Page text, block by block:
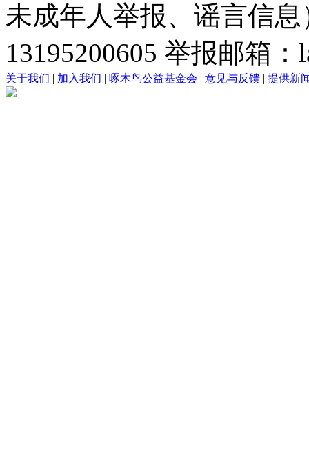
未成年人举报、谣言信
13195200605 举报邮箱
关于我们 | 加入我们 | 啄木鸟公益基金会 | 意见与反馈 | 提供新